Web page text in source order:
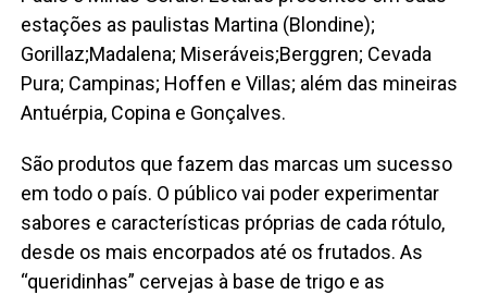
estações as paulistas Martina (Blondine);
Gorillaz;Madalena; Miseráveis;Berggren; Cevada
Pura; Campinas; Hoffen e Villas; além das mineiras
Antuérpia, Copina e Gonçalves.
São produtos que fazem das marcas um sucesso
em todo o país. O público vai poder experimentar
sabores e características próprias de cada rótulo,
desde os mais encorpados até os frutados. As
“queridinhas” cervejas à base de trigo e as